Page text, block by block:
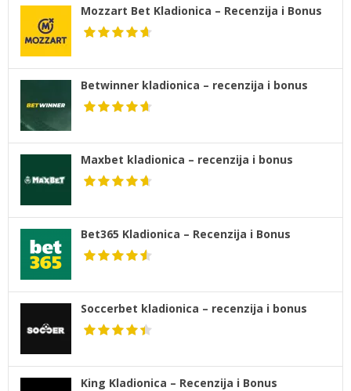
Mozzart Bet Kladionica – Recenzija i Bonus
Betwinner kladionica – recenzija i bonus
Maxbet kladionica – recenzija i bonus
Bet365 Kladionica – Recenzija i Bonus
Soccerbet kladionica – recenzija i bonus
King Kladionica – Recenzija i Bonus